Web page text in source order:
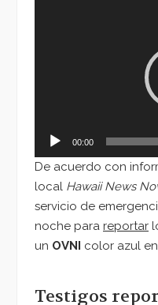
00:00
De acuerdo con
local Hawaii News
servicio de
noche para reportar
un OVNI color azul
Testigos